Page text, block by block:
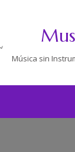
Música sin